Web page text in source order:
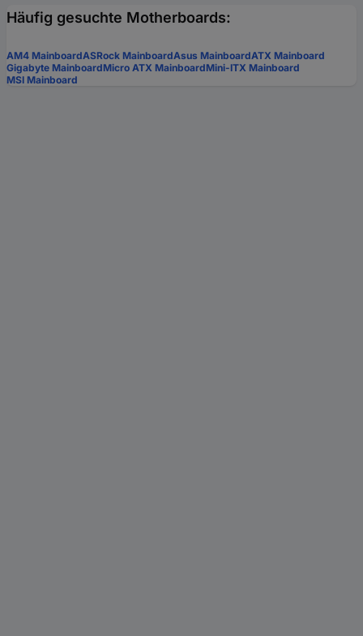
Häufig gesuchte Motherboards:
AM4 MainboardASRock MainboardAsus MainboardATX Mainboard
Gigabyte MainboardMicro ATX MainboardMini-ITX Mainboard
MSI Mainboard